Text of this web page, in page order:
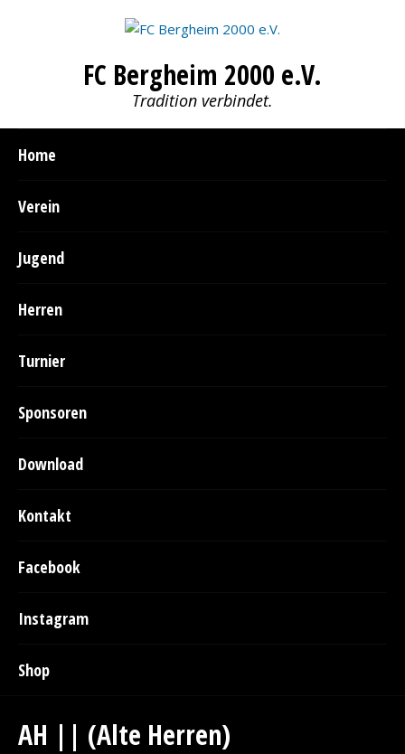
FC Bergheim 2000 e.V.
Tradition verbindet.
Home
Verein
Jugend
Herren
Turnier
Sponsoren
Download
Kontakt
Facebook
Instagram
Shop
AH || (Alte Herren)